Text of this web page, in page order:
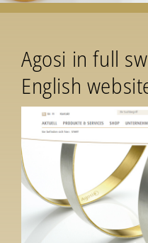
Agosi in full
English